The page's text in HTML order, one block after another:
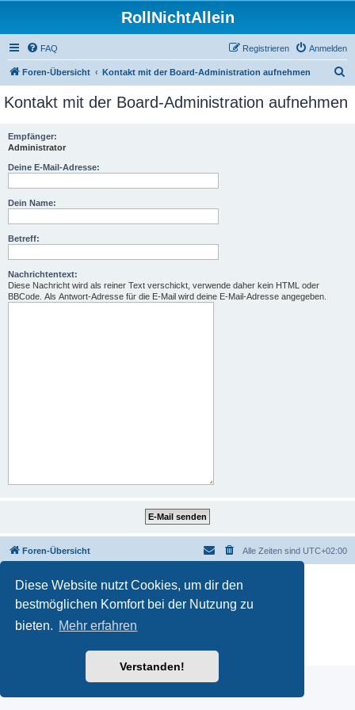
Diese Website nutzt Cookies, um dir den
bestmöglichen Komfort bei der Nutzung zu
bieten. Mehr erfahren
Verstanden!
RollNichtAllein
FAQ Anmelden
Registrieren
Foren-Übersicht Kontakt mit der Board-Administration aufnehmen
c
Kontakt mit der Board-Administration aufnehmen
Empfänger:
Administrator
Deine E-Mail-Adresse:
Dein Name:
Betreff:
Nachrichtentext:
Diese Nachricht wird als reiner Text verschickt, verwende daher kein HTML oder
BBCode. Als Antwort-Adresse für die E-Mail wird deine E-Mail-Adresse angegeben.
Foren-Übersicht Alle Zeiten sind UTC+02:00
Powered byphpBB
Datenschutz|Nutzungsbedingungen